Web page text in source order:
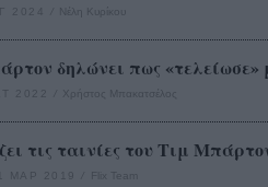
2024 Νέλη Κυρίκου
δηλώνει πως «τελείωσε»
Χρήστος Μπακατσέλος
τις ταινίες του Τιμ
ΜΑΡ 2019 Flix Team